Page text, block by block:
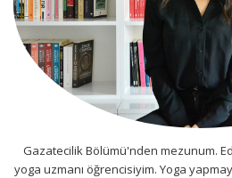
Gazatecilik Bölümü'nden mezunum.
yoga uzmanı öğrencisiyim. Yoga